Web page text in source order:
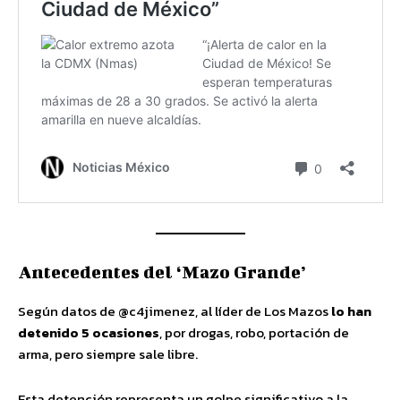
Antecedentes del ‘Mazo Grande’
Según datos de @c4jimenez, al líder de Los Mazoslo han
detenido 5 ocasiones, por drogas, robo, portación de
arma, pero siempre sale libre.